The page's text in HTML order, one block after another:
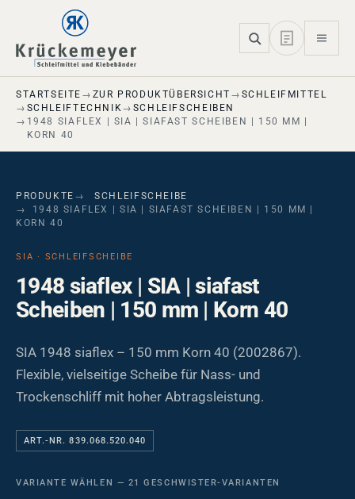
Skip to main navigation
Skip to main content
Skip to page footer
STARTSEITE ZUR PRODUKTÜBERSICHT
SCHLEIFMITTEL
SCHLEIFTECHNIK
SCHLEIFSCHEIBEN
1948 SIAFLEX | SIA | SIAFAST SCHEIBEN | 150 MM |
KORN 40
PRODUKTE
SCHLEIFSCHEIBE
1948 SIAFLEX | SIA | SIAFAST SCHEIBEN | 150 MM |
KORN 40
SIA · SCHLEIFSCHEIBE
1948 siaflex | SIA | siafast
Scheiben | 150 mm | Korn 40
SIA 1948 siaflex – 150 mm Korn 40 (2002867).
Flexible, vielseitige Scheibe für Nass- und
Trockenschliff mit hoher Abtragsleistung.
ART.-NR. 839.068.520.040
VARIANTE WÄHLEN — 21 GESCHWISTER-VARIANTEN